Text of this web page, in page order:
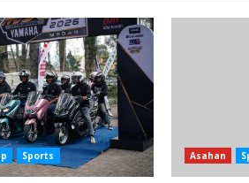
Sports Asahan